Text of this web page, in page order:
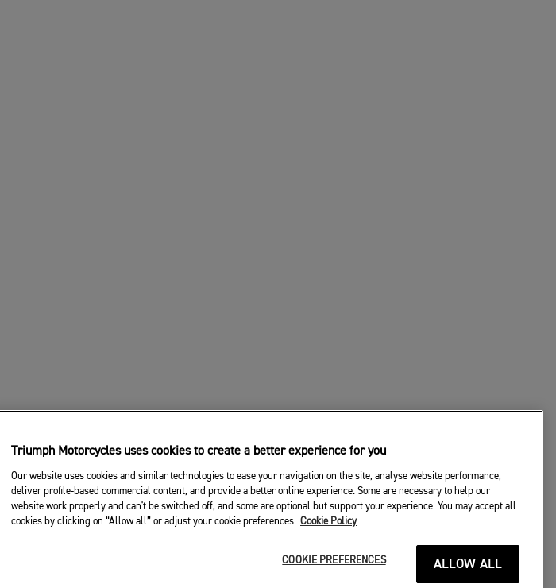
Triumph Motorcycles uses cookies to create a better experience for you
Our website uses cookies and similar technologies to ease your navigation on the site, analyse website performance,
deliver profile-based commercial content, and provide a better online experience. Some are necessary to help our
website work properly and can't be switched off, and some are optional but support your experience. You may accept all
cookies by clicking on “Allow all” or adjust your cookie preferences. Cookie Policy
ALLOW ALL
COOKIE PREFERENCES